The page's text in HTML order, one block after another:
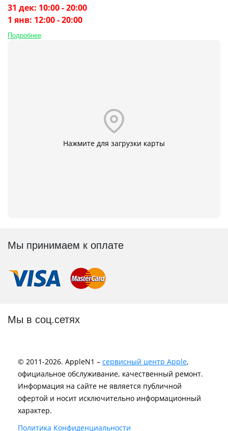
31 дек: 10:00 - 20:00
1 янв: 12:00 - 20:00
Подробнее
Нажмите для загрузки карты
Мы принимаем к оплате
Мы в соц.сетях
© 2011-2026. AppleN1 – сервисный центр Apple,
официальное обслуживание, качественный ремонт.
Информация на сайте не является публичной
офертой и носит исключительно информационный
характер.
Политика Конфиденциальности